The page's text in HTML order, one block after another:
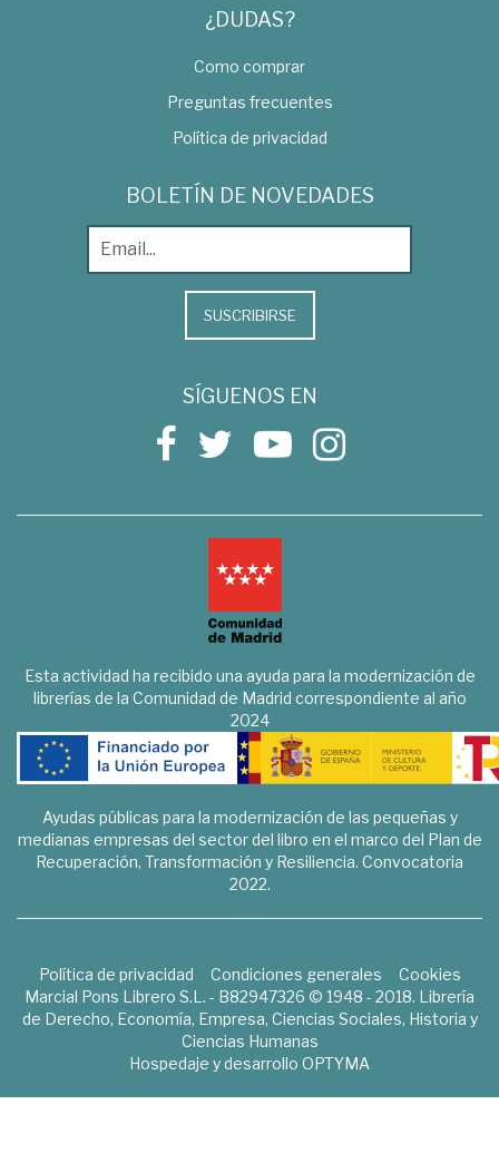
¿DUDAS?
Como comprar
Preguntas frecuentes
Política de privacidad
BOLETÍN DE NOVEDADES
SUSCRIBIRSE
SÍGUENOS EN
Esta actividad ha recibido una ayuda para la modernización de
librerías de la Comunidad de Madrid correspondiente al año
2024
Ayudas públicas para la modernización de las pequeñas y
medianas empresas del sector del libro en el marco del Plan de
Recuperación, Transformación y Resiliencia. Convocatoria
2022.
Política de privacidad Condiciones generales
Cookies
Marcial Pons Librero S.L. - B82947326 © 1948 - 2018. Librería
de Derecho, Economía, Empresa, Ciencias Sociales, Historia y
Ciencias Humanas
Hospedaje y desarrollo OPTYMA